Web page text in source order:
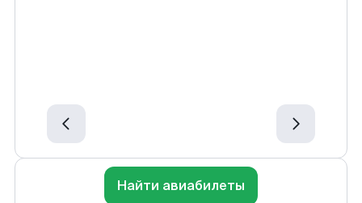
Найти авиабилеты